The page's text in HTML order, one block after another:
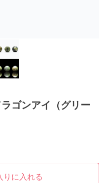
ゴンアイ（グリー
りに入れる